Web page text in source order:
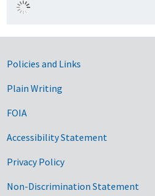
Government Links
Policies and Links
Plain Writing
FOIA
Accessibility Statement
Privacy Policy
Non-Discrimination Statement